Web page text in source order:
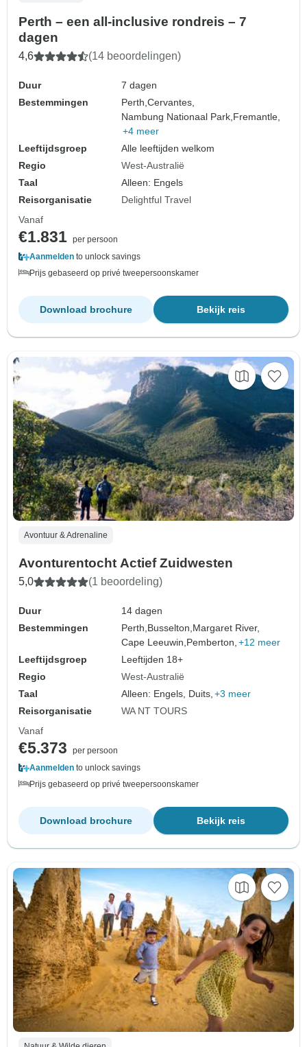
Perth – een all-inclusive rondreis – 7
dagen
4,6 (14 beoordelingen)
Duur
7 dagen
Bestemmingen
Perth,Cervantes,
Nambung Nationaal Park, Fremantle,
+4 meer
Leeftijdsgroep
Alle leeftijden welkom
Regio
West-Australië
Taal
Alleen: Engels
Reisorganisatie
Delightful Travel
Vanaf
€1.831 per persoon
Aanmelden to unlock savings
Prijs gebaseerd op privé tweepersoonskamer
Bekijk reis
Download brochure
Avontuur & Adrenaline
Avonturentocht Actief Zuidwesten
5,0 (1 beoordeling)
Duur
14 dagen
Bestemmingen
Perth,Busselton,Margaret River,
Cape Leeuwin,Pemberton, +12 meer
Leeftijdsgroep
Leeftijden 18+
Regio
West-Australië
Taal
Alleen: Engels, Duits, +3 meer
Reisorganisatie
WA NT TOURS
Vanaf
€5.373
per persoon
Aanmelden to unlock savings
Prijs gebaseerd op privé tweepersoonskamer
Bekijk reis
Download brochure